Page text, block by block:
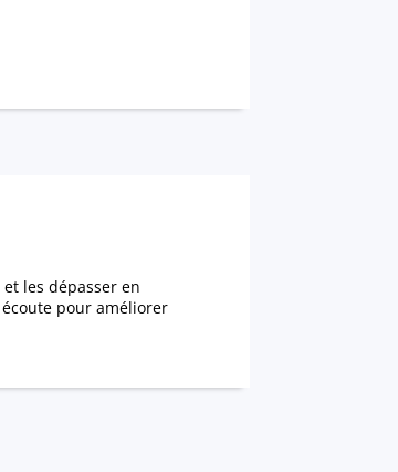
les dépasser en
pour améliorer